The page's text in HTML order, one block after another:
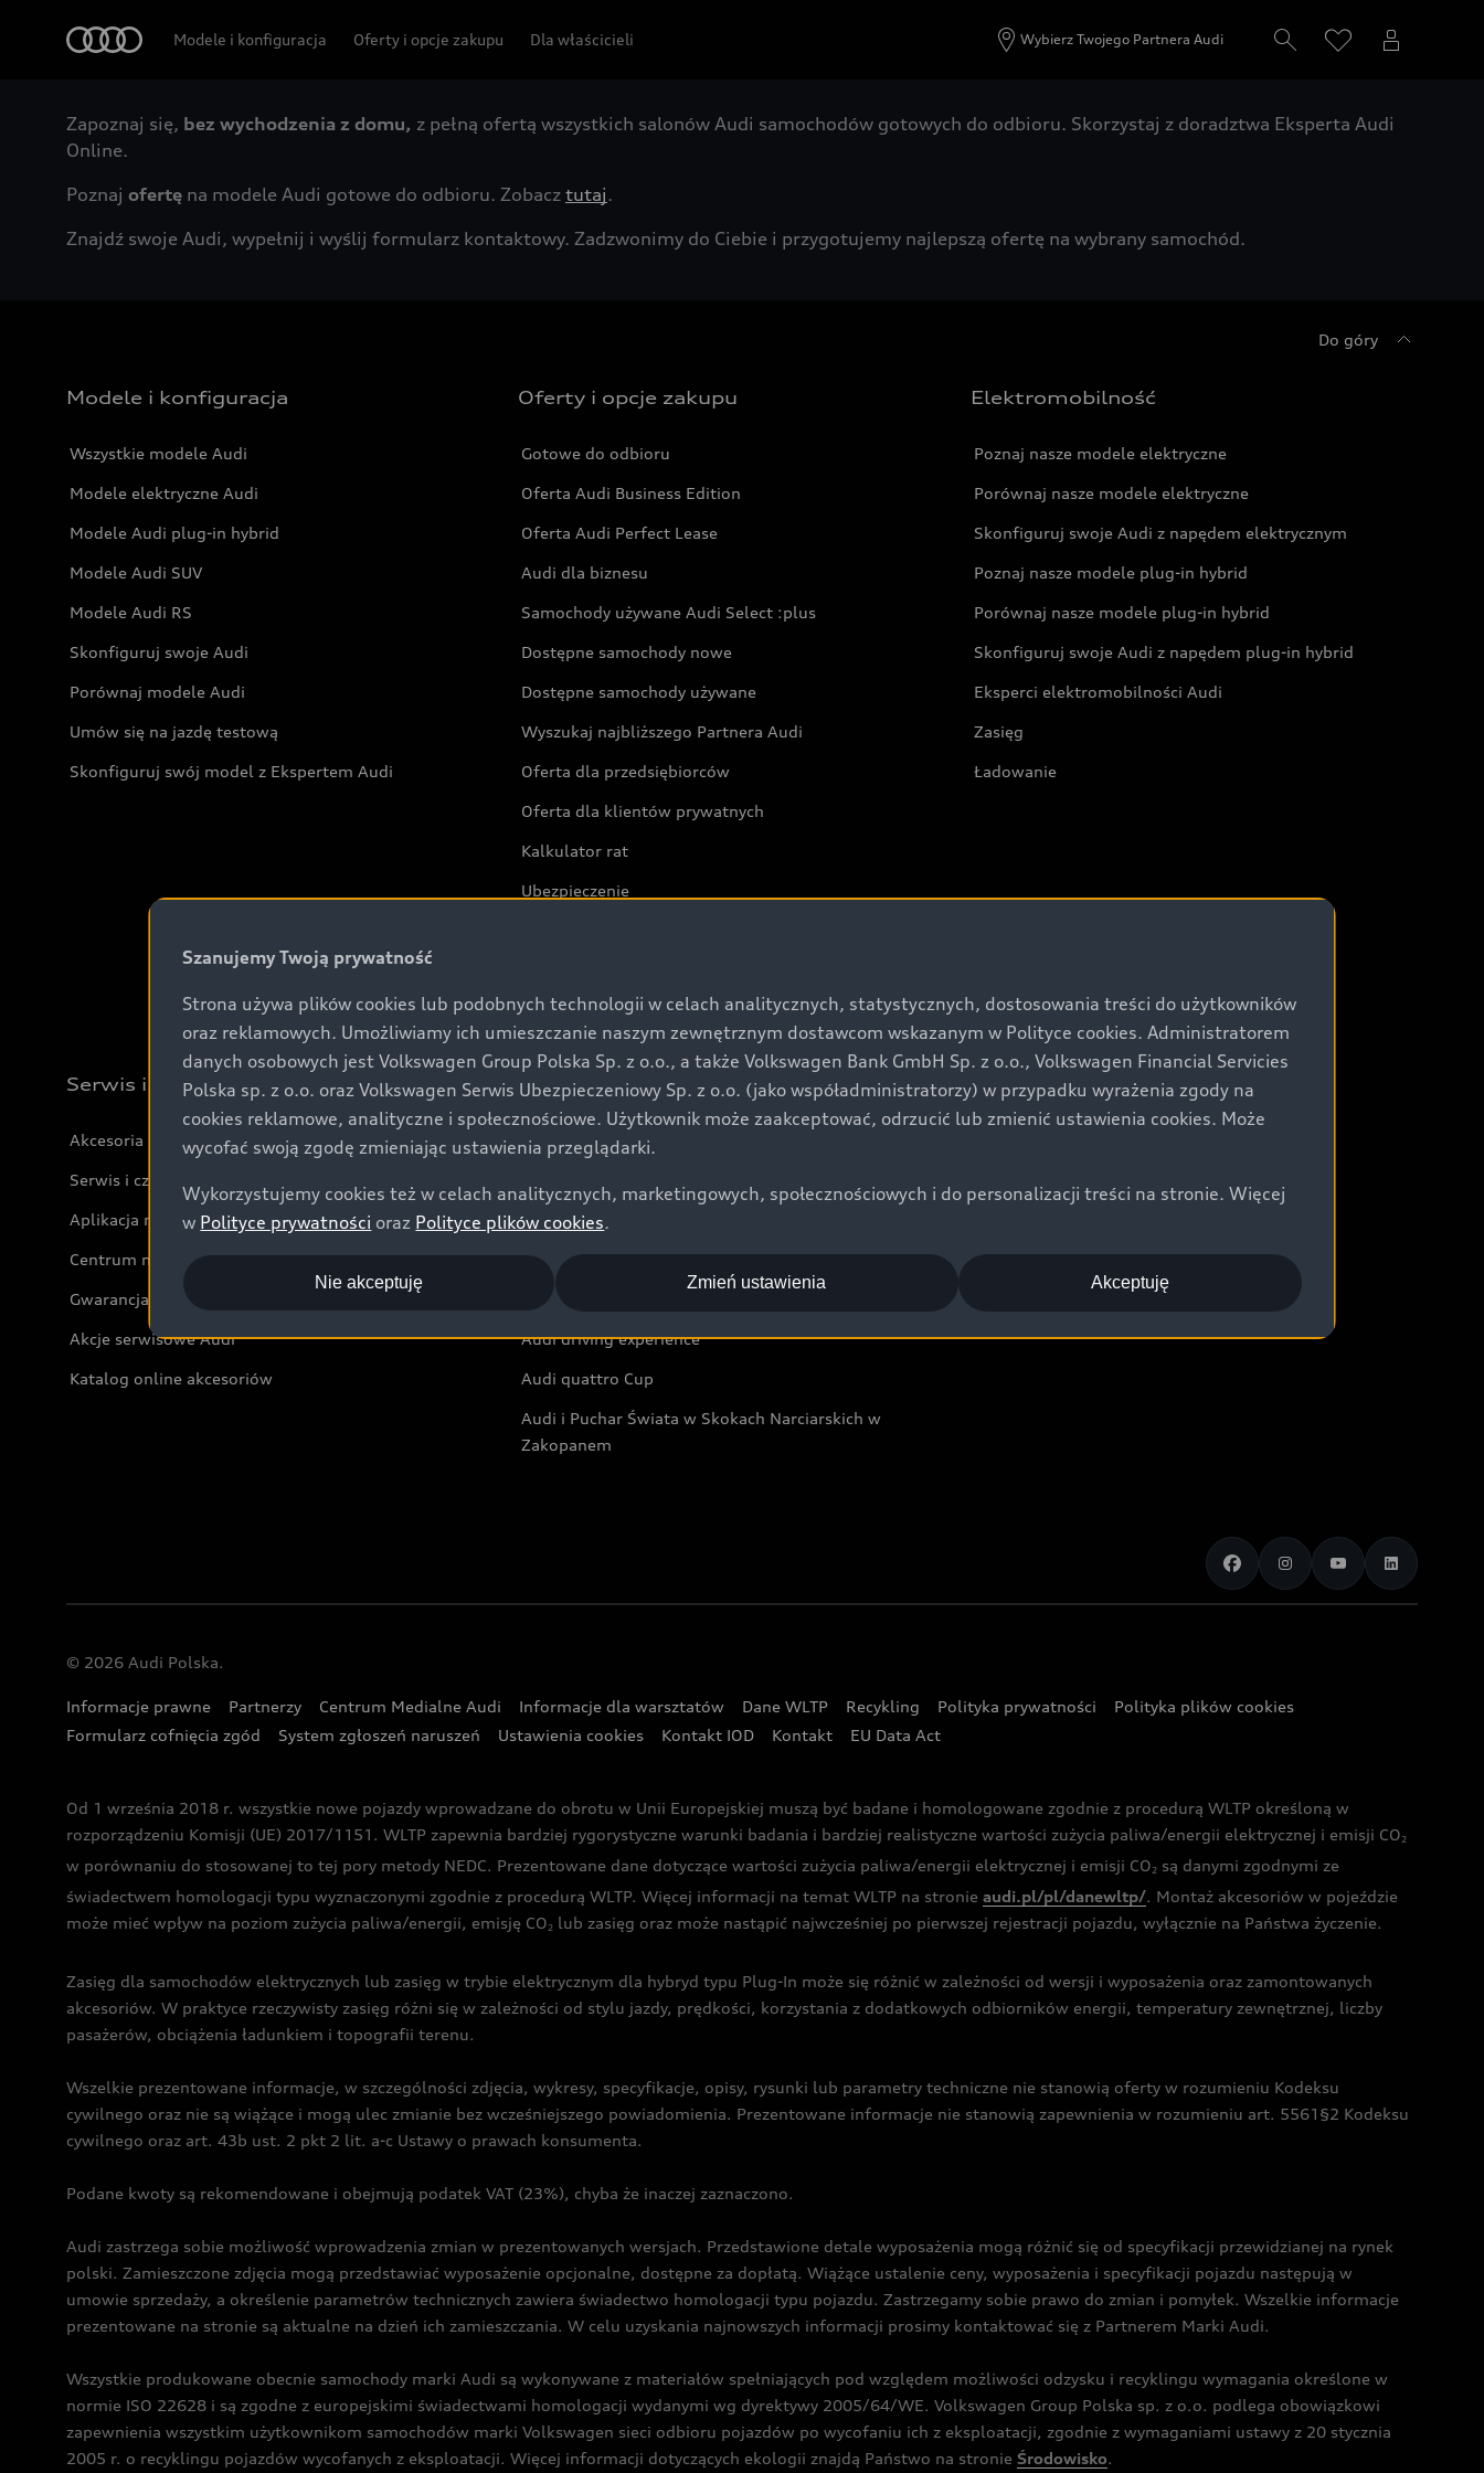
Szanujemy Twoją prywatność
Strona używa plików cookies lub podobnych technologii w celach analitycznych, statystycznych, dostosowania treści do użytkowników
oraz reklamowych. Umożliwiamy ich umieszczanie naszym zewnętrznym dostawcom wskazanym w Polityce cookies. Administratorem
danych osobowych jest Volkswagen Group Polska Sp. z o.o., a także Volkswagen Bank GmbH Sp. z o.o., Volkswagen Financial Servicies
Polska sp. z o.o. oraz Volkswagen Serwis Ubezpieczeniowy Sp. z o.o. (jako współadministratorzy) w przypadku wyrażenia zgody na
cookies reklamowe, analityczne i społecznościowe. Użytkownik może zaakceptować, odrzucić lub zmienić ustawienia cookies. Może
wycofać swoją zgodę zmieniając ustawienia przeglądarki.
Wykorzystujemy cookies też w celach analitycznych, marketingowych, społecznościowych i do personalizacji treści na stronie. Więcej
w Polityce prywatności oraz Polityce plików cookies.
Akceptuję
Nie akceptuję Zmień ustawienia
Modele i konfiguracja Oferty i opcje zakupu Dla właścicieli Wybierz Twojego Partnera Audi
Zapoznaj się, bez wychodzenia z domu, z pełną ofertą wszystkich salonów Audi samochodów gotowych do odbioru. Skorzystaj z doradztwa Eksperta Audi
Online.
Poznaj ofertę na modele Audi gotowe do odbioru. Zobacz tutaj.
Znajdź swoje Audi, wypełnij i wyślij formularz kontaktowy. Zadzwonimy do Ciebie i przygotujemy najlepszą ofertę na wybrany samochód.
Do góry
Modele i konfiguracja
Wszystkie modele Audi
Modele elektryczne Audi
Modele Audi plug-in hybrid
Modele Audi SUV
Modele Audi RS
Skonfiguruj swoje Audi
Porównaj modele Audi
Umów się na jazdę testową
Skonfiguruj swój model z Ekspertem Audi
Oferty i opcje zakupu
Gotowe do odbioru
Oferta Audi Business Edition
Oferta Audi Perfect Lease
Audi dla biznesu
Samochody używane Audi Select :plus
Dostępne samochody nowe
Dostępne samochody używane
Wyszukaj najbliższego Partnera Audi
Oferta dla przedsiębiorców
Oferta dla klientów prywatnych
Kalkulator rat
Ubezpieczenie
Audi exclusive
Elektromobilność
Poznaj nasze modele elektryczne
Porównaj nasze modele elektryczne
Skonfiguruj swoje Audi z napędem elektrycznym
Poznaj nasze modele plug-in hybrid
Porównaj nasze modele plug-in hybrid
Skonfiguruj swoje Audi z napędem plug-in hybrid
Eksperci elektromobilności Audi
Zasięg
Ładowanie
Serwis i akcesoria
Akcesoria
Serwis i części
Aplikacja myAudi i usługi cyfrowe
Centrum napraw powypadkowych
Gwarancja
Akcje serwisowe Audi
Katalog online akcesoriów
Świat Audi
Aktualności i historie postępu
Audi Nuvolari
Audi Sport Festiwal
Audi i Muzeum Sztuki Nowoczesnej w Warszawie
Audi driving experience
Audi quattro Cup
Audi i Puchar Świata w Skokach Narciarskich w
Zakopanem
© 2026 Audi Polska.
Informacje prawne Partnerzy Centrum Medialne Audi Informacje dla warsztatów Dane WLTP Recykling Polityka prywatności
Polityka plików cookies
Formularz cofnięcia zgód
System zgłoszeń naruszeń Ustawienia cookies Kontakt IOD Kontakt EU Data Act
Od 1 września 2018 r. wszystkie nowe pojazdy wprowadzane do obrotu w Unii Europejskiej muszą być badane i homologowane zgodnie z procedurą WLTP określoną w
rozporządzeniu Komisji (UE) 2017/1151. WLTP zapewnia bardziej rygorystyczne warunki badania i bardziej realistyczne wartości zużycia paliwa/energii elektrycznej i emisji CO2
w porównaniu do stosowanej to tej pory metody NEDC. Prezentowane dane dotyczące wartości zużycia paliwa/energii elektrycznej i emisji CO2 są danymi zgodnymi ze
świadectwem homologacji typu wyznaczonymi zgodnie z procedurą WLTP. Więcej informacji na temat WLTP na stronie audi.pl/pl/danewltp/. Montaż akcesoriów w pojeździe
może mieć wpływ na poziom zużycia paliwa/energii, emisję CO2 lub zasięg oraz może nastąpić najwcześniej po pierwszej rejestracji pojazdu, wyłącznie na Państwa życzenie.
Zasięg dla samochodów elektrycznych lub zasięg w trybie elektrycznym dla hybryd typu Plug-In może się różnić w zależności od wersji i wyposażenia oraz zamontowanych
akcesoriów. W praktyce rzeczywisty zasięg różni się w zależności od stylu jazdy, prędkości, korzystania z dodatkowych odbiorników energii, temperatury zewnętrznej, liczby
pasażerów, obciążenia ładunkiem i topografii terenu.
Wszelkie prezentowane informacje, w szczególności zdjęcia, wykresy, specyfikacje, opisy, rysunki lub parametry techniczne nie stanowią oferty w rozumieniu Kodeksu
cywilnego oraz nie są wiążące i mogą ulec zmianie bez wcześniejszego powiadomienia. Prezentowane informacje nie stanowią zapewnienia w rozumieniu art. 5561§2 Kodeksu
cywilnego oraz art. 43b ust. 2 pkt 2 lit. a-c Ustawy o prawach konsumenta.
Podane kwoty są rekomendowane i obejmują podatek VAT (23%), chyba że inaczej zaznaczono.
Audi zastrzega sobie możliwość wprowadzenia zmian w prezentowanych wersjach. Przedstawione detale wyposażenia mogą różnić się od specyfikacji przewidzianej na rynek
polski. Zamieszczone zdjęcia mogą przedstawiać wyposażenie opcjonalne, dostępne za dopłatą. Wiążące ustalenie ceny, wyposażenia i specyfikacji pojazdu następują w
umowie sprzedaży, a określenie parametrów technicznych zawiera świadectwo homologacji typu pojazdu. Zastrzegamy sobie prawo do zmian i pomyłek. Wszelkie informacje
prezentowane na stronie są aktualne na dzień ich zamieszczania. W celu uzyskania najnowszych informacji prosimy kontaktować się z Partnerem Marki Audi.
Wszystkie produkowane obecnie samochody marki Audi są wykonywane z materiałów spełniających pod względem możliwości odzysku i recyklingu wymagania określone w
normie ISO 22628 i są zgodne z europejskimi świadectwami homologacji wydanymi wg dyrektywy 2005/64/WE. Volkswagen Group Polska sp. z o.o. podlega obowiązkowi
zapewnienia wszystkim użytkownikom samochodów marki Volkswagen sieci odbioru pojazdów po wycofaniu ich z eksploatacji, zgodnie z wymaganiami ustawy z 20 stycznia
2005 r. o recyklingu pojazdów wycofanych z eksploatacji. Więcej informacji dotyczących ekologii znajdą Państwo na stronie Środowisko.